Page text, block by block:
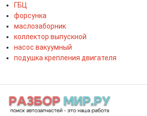
ГБЦ
форсунка
маслозаборник
коллектор выпускной
насос вакуумный
подушка крепления двигателя